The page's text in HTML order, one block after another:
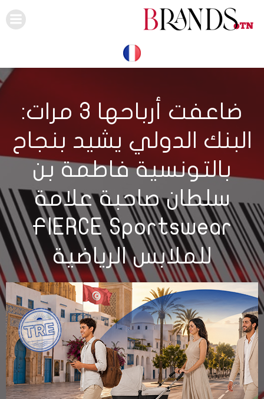
ضاعفت أرباحها 3 مرات:
البنك الدولي يشيد بنجاح
بالتونسية فاطمة بن
سلطان صاحبة علامة
FIERCE Sportswear
للملابس الرياضية